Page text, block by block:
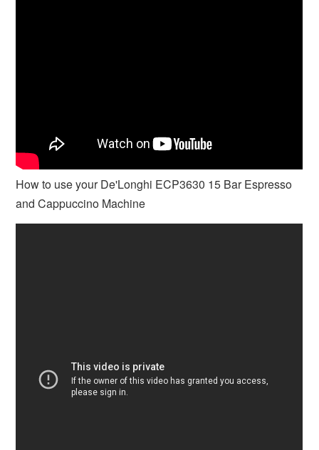
How to use your De'Longhi ECP3630 15 Bar Espresso
and Cappuccino Machine